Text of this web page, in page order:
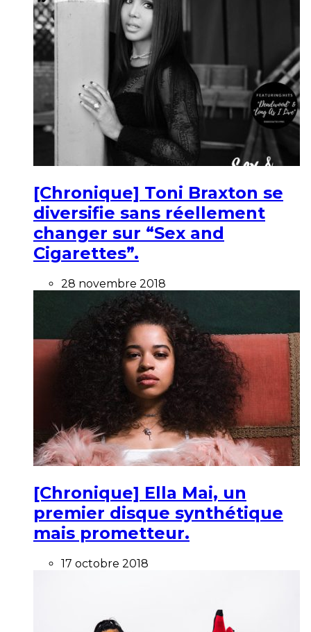
[Chronique] Toni Braxton se
diversifie sans réellement
changer sur “Sex and
Cigarettes”.
28 novembre 2018
[Chronique] Ella Mai, un
premier disque synthétique
mais prometteur.
17 octobre 2018